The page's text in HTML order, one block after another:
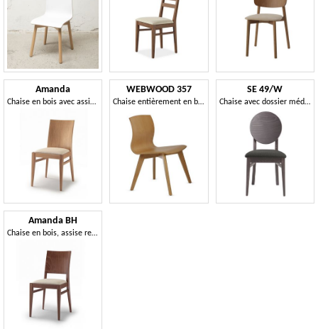
Amanda
Chaise en bois avec assise rembourrée
WEBWOOD 357
Chaise entièrement en bois de hêtre
SE 49/W
Chaise avec dossier médaillon
Amanda BH
Chaise en bois, assise rembourrée confortable